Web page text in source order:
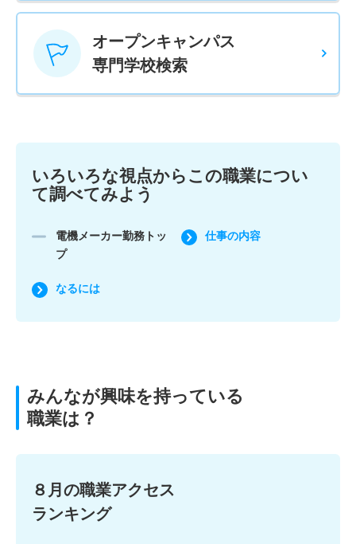
オープンキャンパス
専門学校検索
いろいろな視点からこの職業につい
て調べてみよう
電機メーカー勤務トッ
プ
仕事の内容
なるには
みんなが興味を持っている
職業は？
８月の職業アクセス
ランキング